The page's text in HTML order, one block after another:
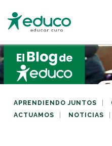
MIS
MIS
APRENDIENDO JUNTOS
ACTUAMOS
NOTICIAS